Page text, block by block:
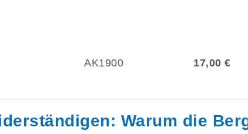
AK1900 17,00 €
Warum die